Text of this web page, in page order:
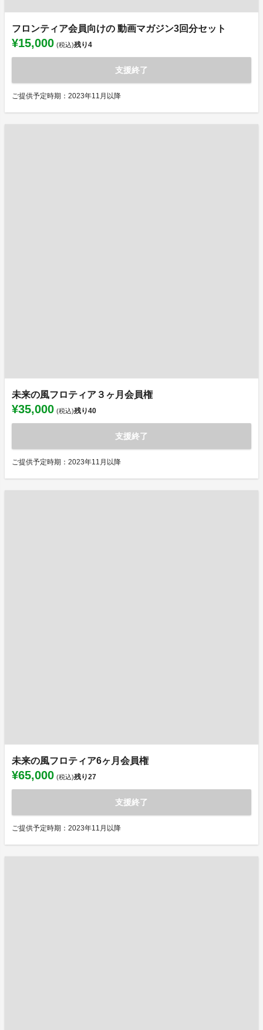
フロンティア会員向けの 動画マガジン3回分セット
¥15,000 (税込)残り4
支援終了
ご提供予定時期：2023年11月以降
未来の風フロティア３ヶ月会員権
¥35,000 (税込)残り40
支援終了
ご提供予定時期：2023年11月以降
未来の風フロティア6ヶ月会員権
¥65,000 (税込)残り27
支援終了
ご提供予定時期：2023年11月以降